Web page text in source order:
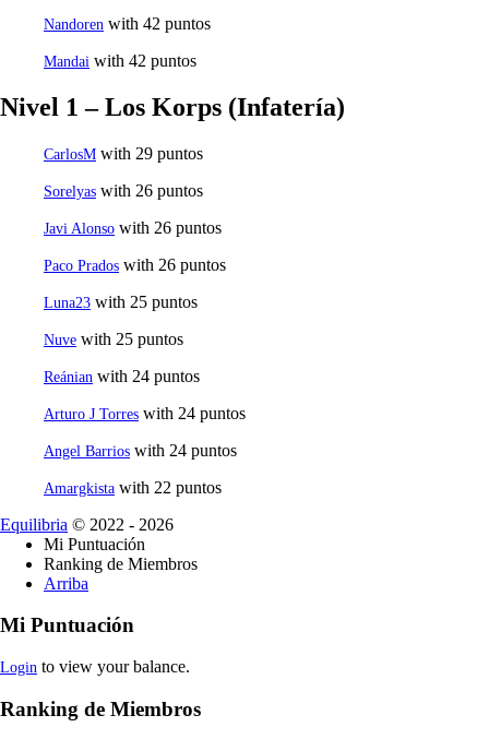
Nandoren with 42 puntos
Mandai with 42 puntos
Nivel 1 – Los Korps (Infatería)
CarlosM with 29 puntos
Sorelyas with 26 puntos
Javi Alonso with 26 puntos
Paco Prados with 26 puntos
Luna23 with 25 puntos
Nuve with 25 puntos
Reánian with 24 puntos
Arturo J Torres with 24 puntos
Angel Barrios with 24 puntos
Amargkista with 22 puntos
Equilibria © 2022 - 2026
Mi Puntuación
Ranking de Miembros
Arriba
Mi Puntuación
Login to view your balance.
Ranking de Miembros